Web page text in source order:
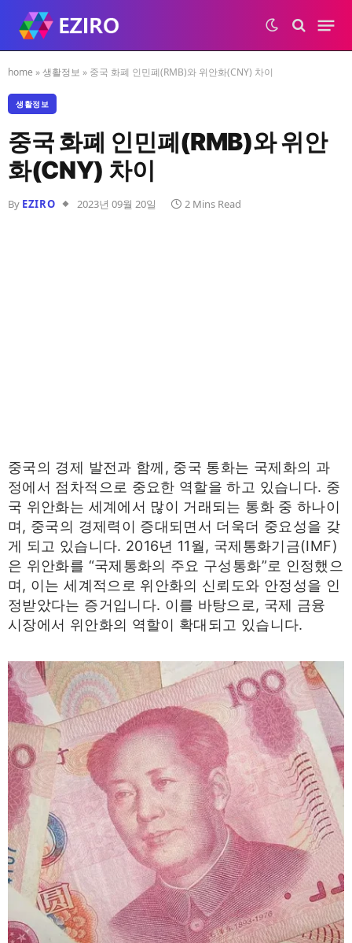
home »생활정보 » 중국 화폐 인민폐(RMB)와 위안화(CNY) 차이
생활정보
중국 화폐 인민폐(RMB)와 위안
화(CNY) 차이
By EZIRO 2023년 09월 20일 2 Mins Read
중국의 경제 발전과 함께, 중국 통화는 국제화의 과
정에서 점차적으로 중요한 역할을 하고 있습니다. 중
국 위안화는 세계에서 많이 거래되는 통화 중 하나이
며, 중국의 경제력이 증대되면서 더욱더 중요성을 갖
게 되고 있습니다. 2016년 11월, 국제통화기금(IMF)
은 위안화를 “국제통화의 주요 구성통화”로 인정했으
며, 이는 세계적으로 위안화의 신뢰도와 안정성을 인
정받았다는 증거입니다. 이를 바탕으로, 국제 금융
시장에서 위안화의 역할이 확대되고 있습니다.